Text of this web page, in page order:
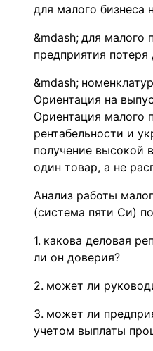
для малого бизнеса
для малого
предприятия
Ориентация на
Ориентация малого
рентабельности и
получение высокой
один товар, а не
Анализ работы
(система пяти Си)
какова деловая
ли он доверия?
может ли
может ли
учетом выплаты